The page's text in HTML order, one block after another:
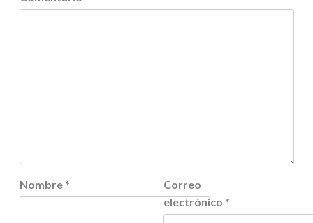
Nombre *
Correo
electrónico *